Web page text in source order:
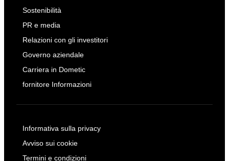
Sostenibilità
PR e media
Relazioni con gli investitori
Governo aziendale
Carriera in Dometic
fornitore Informazioni
Informativa sulla privacy
Avviso sui cookie
Termini e condizioni